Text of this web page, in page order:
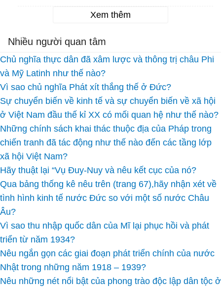
Xem thêm
Nhiều người quan tâm
Chủ nghĩa thực dân đã xâm lược và thông trị châu Phi
và Mỹ Latinh như thế nào?
Vì sao chủ nghĩa Phát xít thắng thế ở Đức?
Sự chuyển biến về kinh tế và sự chuyển biến về xã hội
ở Việt Nam đầu thế kỉ XX có mối quan hệ như thế nào?
Những chính sách khai thác thuộc địa của Pháp trong
chiến tranh đã tác động như thế nào đến các tầng lớp
xã hội Việt Nam?
Hãy thuật lại “Vụ Đuy-Nuy và nêu kết cục của nó?
Qua bảng thống kê nêu trên (trang 67),hãy nhận xét về
tình hình kinh tế nước Đức so với một số nước Châu
Âu?
Vì sao thu nhập quốc dân của Mĩ lại phục hồi và phát
triển từ năm 1934?
Nêu ngắn gọn các giai đoạn phát triển chính của nước
Nhật trong những năm 1918 – 1939?
Nêu những nét nổi bật của phong trào độc lập dân tộc ở